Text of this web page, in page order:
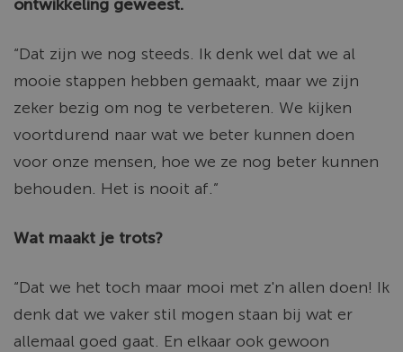
ontwikkeling geweest.
“Dat zijn we nog steeds. Ik denk wel dat we al
mooie stappen hebben gemaakt, maar we zijn
zeker bezig om nog te verbeteren. We kijken
voortdurend naar wat we beter kunnen doen
voor onze mensen, hoe we ze nog beter kunnen
behouden. Het is nooit af.”
Wat maakt je trots?
“Dat we het toch maar mooi met z'n allen doen! Ik
denk dat we vaker stil mogen staan bij wat er
allemaal goed gaat. En elkaar ook gewoon